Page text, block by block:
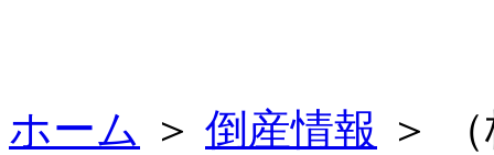
ホーム ＞ 倒産情報 ＞